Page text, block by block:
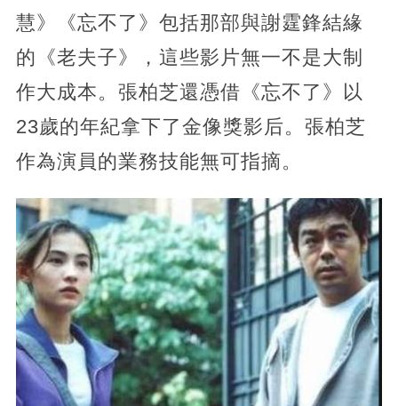
慧》《忘不了》包括那部與謝霆鋒結緣
的《老夫子》，這些影片無一不是大制
作大成本。張柏芝還憑借《忘不了》以
23歲的年紀拿下了金像獎影后。張柏芝
作為演員的業務技能無可指摘。